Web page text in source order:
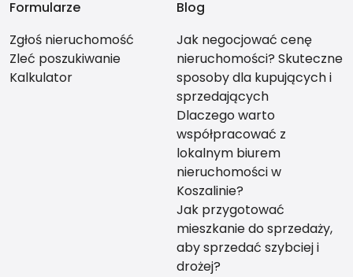
Formularze
Zgłoś nieruchomość
Zleć poszukiwanie
Kalkulator
Blog
Jak negocjować cenę
nieruchomości? Skuteczne
sposoby dla kupujących i
sprzedających
Dlaczego warto
współpracować z
lokalnym biurem
nieruchomości w
Koszalinie?
Jak przygotować
mieszkanie do sprzedaży,
aby sprzedać szybciej i
drożej?